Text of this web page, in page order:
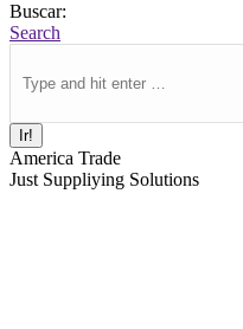
Buscar:
Search
America Trade
Just Suppliying Solutions